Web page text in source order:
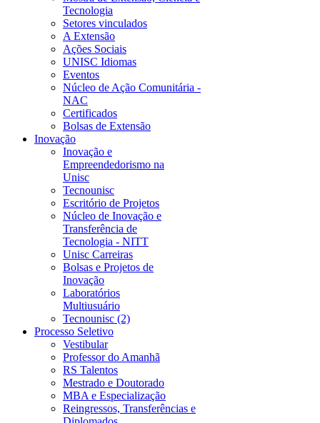
Tecnologia
Setores vinculados
A Extensão
Ações Sociais
UNISC Idiomas
Eventos
Núcleo de Ação Comunitária -
NAC
Certificados
Bolsas de Extensão
Inovação
Inovação e
Empreendedorismo na
Unisc
Tecnounisc
Escritório de Projetos
Núcleo de Inovação e
Transferência de
Tecnologia - NITT
Unisc Carreiras
Bolsas e Projetos de
Inovação
Laboratórios
Multiusuário
Tecnounisc (2)
Processo Seletivo
Vestibular
Professor do Amanhã
RS Talentos
Mestrado e Doutorado
MBA e Especialização
Reingressos, Transferências e